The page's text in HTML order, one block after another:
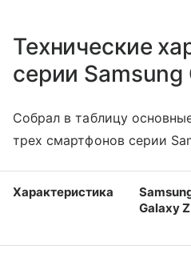
Технические
серии Samsung
Собрал в таблицу
трех смартфонов серии
Характеристика
Galaxy